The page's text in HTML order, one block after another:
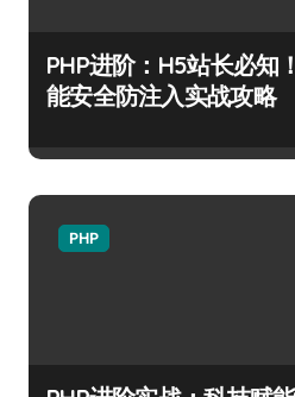
PHP进阶：H5站长必知
能安全防注入实战攻略
PHP